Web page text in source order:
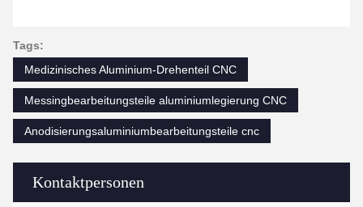
Kontaktpersonen
Tags:
Medizinisches Aluminium-Drehenteil CNC
Messingbearbeitungsteile aluminiumlegierung CNC
Anodisierungsaluminiumbearbeitungsteile cnc